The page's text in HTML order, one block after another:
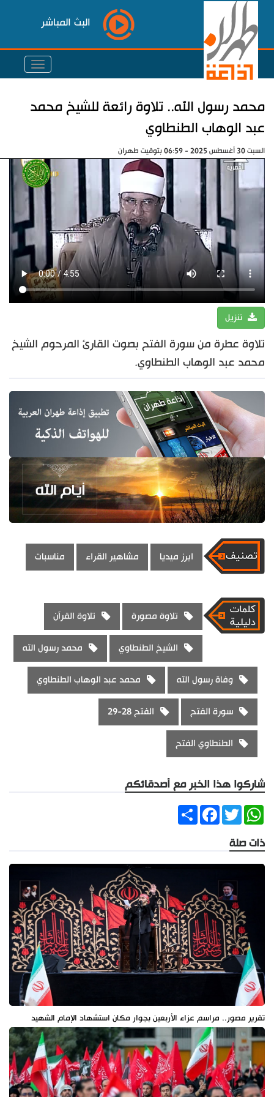
البث المباشر
محمد رسول الله.. تلاوة رائعة للشيخ محمد
عبد الوهاب الطنطاوي
السبت 30 أغسطس 2025 - 06:59 بتوقيت طهران
تنزيل
تلاوة عطرة من سورة الفتح بصوت القارئ المرحوم الشيخ
محمد عبد الوهاب الطنطاوي.
ابرز ميديا مشاهير القراء مناسبات
تلاوة مصورة تلاوة القرآن
الشيخ الطنطاوي محمد رسول الله
وفاة رسول الله محمد عبد الوهاب الطنطاوي
سورة الفتح الفتح 28-29
الطنطاوي الفتح
شاركوا هذا الخبر مع أصدقائكم
ShareFacebookTwitter
WhatsApp
ذات صلة
تقرير مصور.. مراسم عزاء الأربعين بجوار مكان استشهاد الإمام الشهيد